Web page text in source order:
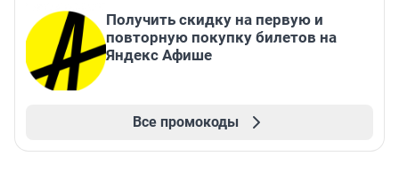
Получить скидку на первую и
повторную покупку билетов на
Яндекс Афише
Все промокоды